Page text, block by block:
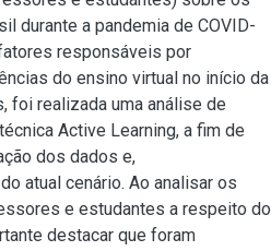
durante a pandemia de COVID-
responsáveis por
do ensino virtual no início da
foi realizada uma análise de
Active Learning, a fim de
dos dados e,
atual cenário. Ao analisar os
e estudantes a respeito do
destacar que foram